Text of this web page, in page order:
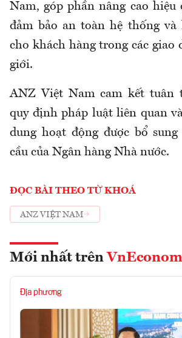
Nam, góp phần nâng cao hiệu
đảm bảo an toàn hệ thống
cho khách hàng trong các giao
giới.
ANZ Việt Nam cam kết tuân
quy định pháp luật liên quan
dung hoạt động được bổ sung
cầu của Ngân hàng Nhà nước.
ĐỌC BÀI THEO TỪ KHOÁ
ANZ VIỆT NAM
Mới nhất trên
Địa phương